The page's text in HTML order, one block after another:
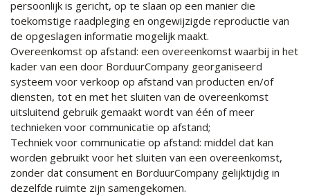
persoonlijk is gericht, op te slaan op een manier die
toekomstige raadpleging en ongewijzigde reproductie van
de opgeslagen informatie mogelijk maakt.
Overeenkomst op afstand: een overeenkomst waarbij in het
kader van een door BorduurCompany georganiseerd
systeem voor verkoop op afstand van producten en/of
diensten, tot en met het sluiten van de overeenkomst
uitsluitend gebruik gemaakt wordt van één of meer
technieken voor communicatie op afstand;
Techniek voor communicatie op afstand: middel dat kan
worden gebruikt voor het sluiten van een overeenkomst,
zonder dat consument en BorduurCompany gelijktijdig in
dezelfde ruimte zijn samengekomen.